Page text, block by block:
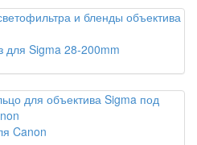
для Sigma 28-200mm
Canon